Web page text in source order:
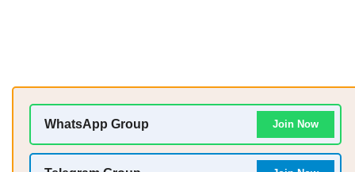
WhatsApp Group Join Now